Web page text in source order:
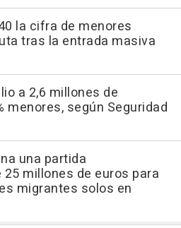
la cifra de menores
tras la entrada masiva
a 2,6 millones de
menores, según Seguridad
una partida
millones de euros para
migrantes solos en